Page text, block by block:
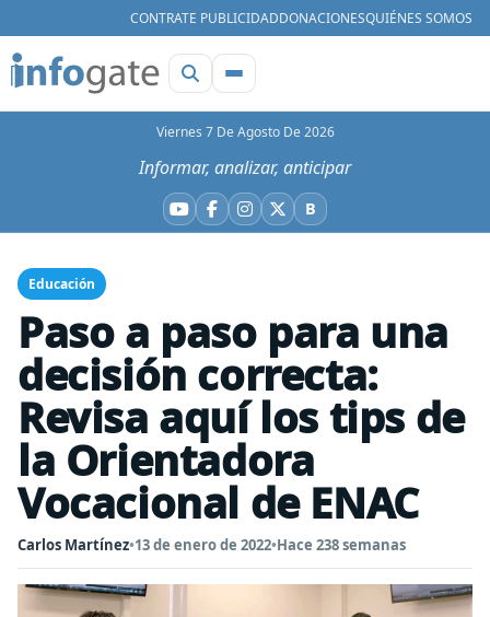
CONTRATE PUBLICIDADDONACIONESQUIÉNES SOMOS
Viernes 7 De Agosto De 2026
Informar, analizar, anticipar
YouTube
Facebook
Instagram
X BBluesky
Educación
Paso a paso para una
decisión correcta:
Revisa aquí los tips de
la Orientadora
Vocacional de ENAC
Carlos Martínez•13 de enero de 2022•Hace 238 semanas